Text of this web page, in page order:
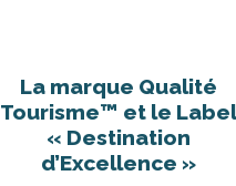
La marque Qualité
Tourisme™ et le Label
« Destination
d’Excellence »